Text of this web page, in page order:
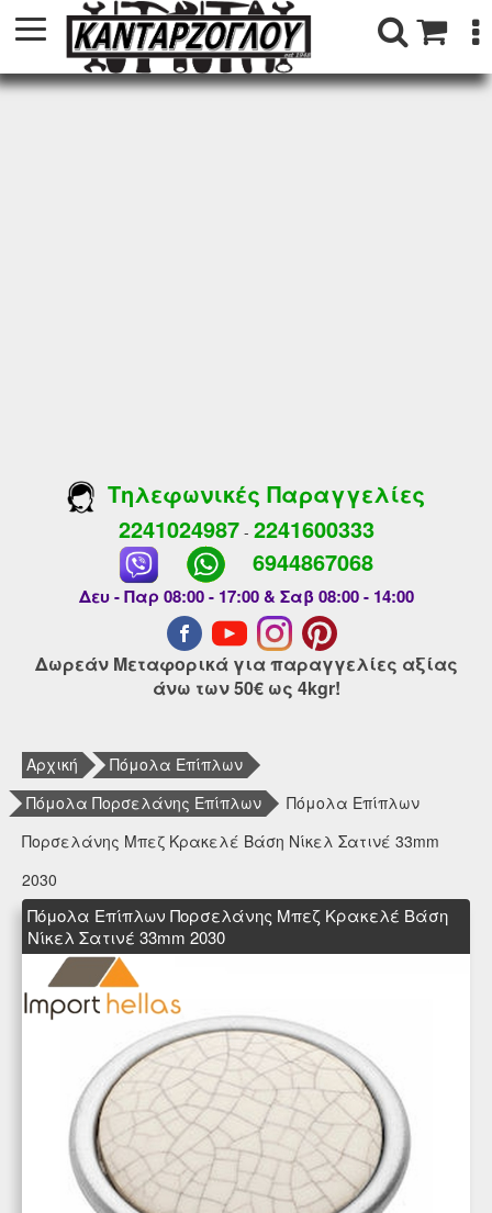
Τηλεφωνικές Παραγγελίες
2241024987- 2241600333
6944867068
Δευ - Παρ 08:00 - 17:00 & Σαβ 08:00 - 14:00
Δωρεάν Μεταφορικά για παραγγελίες αξίας
άνω των 50€ ως 4kgr!
Αρχική
Πόμολα Επίπλων
Πόμολα Πορσελάνης Επίπλων
Πόμολα Επίπλων
Πορσελάνης Μπεζ Κρακελέ Βάση Νίκελ Σατινέ 33mm
2030
Πόμολα Επίπλων Πορσελάνης Μπεζ Κρακελέ Βάση
Νίκελ Σατινέ 33mm 2030